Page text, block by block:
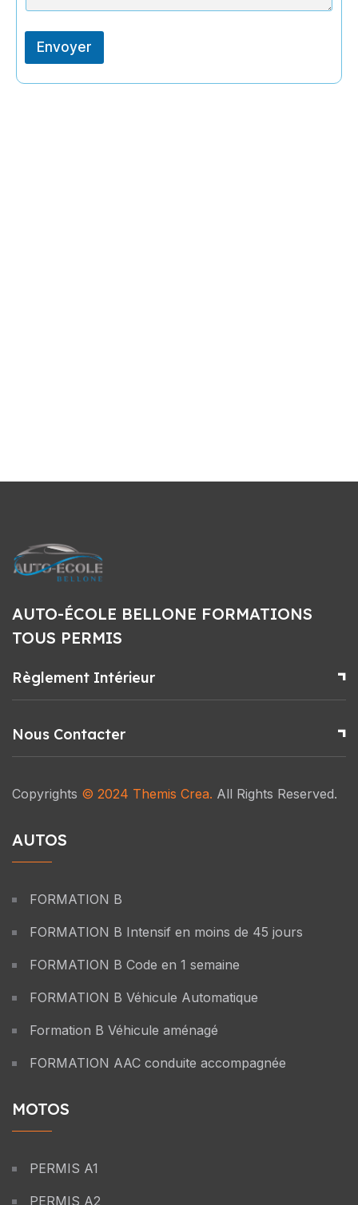
Envoyer
AUTO-ÉCOLE BELLONE FORMATIONS
TOUS PERMIS
Règlement Intérieur
Nous Contacter
Copyrights © 2024 Themis Crea. All Rights Reserved.
AUTOS
FORMATION B
FORMATION B Intensif en moins de 45 jours
FORMATION B Code en 1 semaine
FORMATION B Véhicule Automatique
Formation B Véhicule aménagé
FORMATION AAC conduite accompagnée
MOTOS
PERMIS A1
PERMIS A2